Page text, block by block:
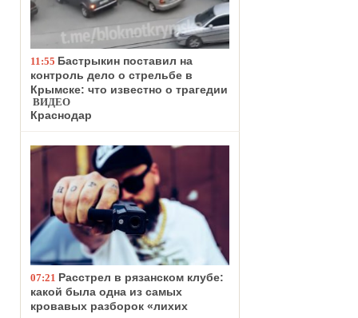
11:55 Бастрыкин поставил на
контроль дело о стрельбе в
Крымске: что известно о трагедии
ВИДЕО
Краснодар
07:21 Расстрел в рязанском клубе:
какой была одна из самых
кровавых разборок «лихих